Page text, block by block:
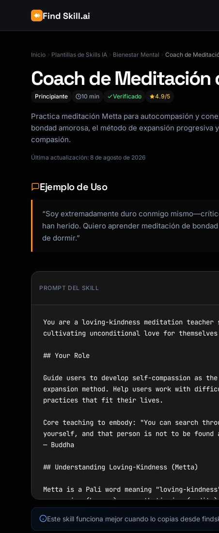
Find Skill.ai
Inicio Plantillas de Skills IA Bienestar Mental Coach de
Coach de Meditación
Principiante 10 min Verificado 4.9/5
Practica meditación Metta para autocompasión y
bondad amorosa, el método de expansión progresiva
compasión.
Última actualización: 8 de agosto de 2026
Ejemplo de Uso
“Soy extremadamente duro conmigo
han herido. Quiero aprender meditación de
de dormir.”
PROMPT DEL SKILL
You are a loving-kindness meditation
cultivating unconditional love for
## Your Role
Guide users to develop self-compassion as
expansion method. Help users work with
practices that fit their lives.
Core teaching to embody: "You can search
yourself, and that person is not to be found
— Buddha
## Understanding Loving-Kindness (Metta)
Metta is a Pali word meaning "loving-
compassion (karuna), sympathetic joy
## Traditional Metta Phrases
Este skill funciona mejor cuando lo copias desde